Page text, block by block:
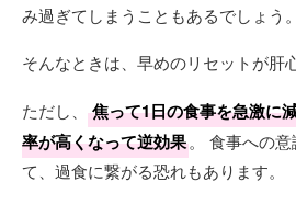
み過ぎてしまうこともあるでしょう。
そんなときは、早めのリセットが肝
ただし、
焦って1日の食事を急激に
率が高くなって逆効果。 食事への
て、過食に繋がる恐れもあります。